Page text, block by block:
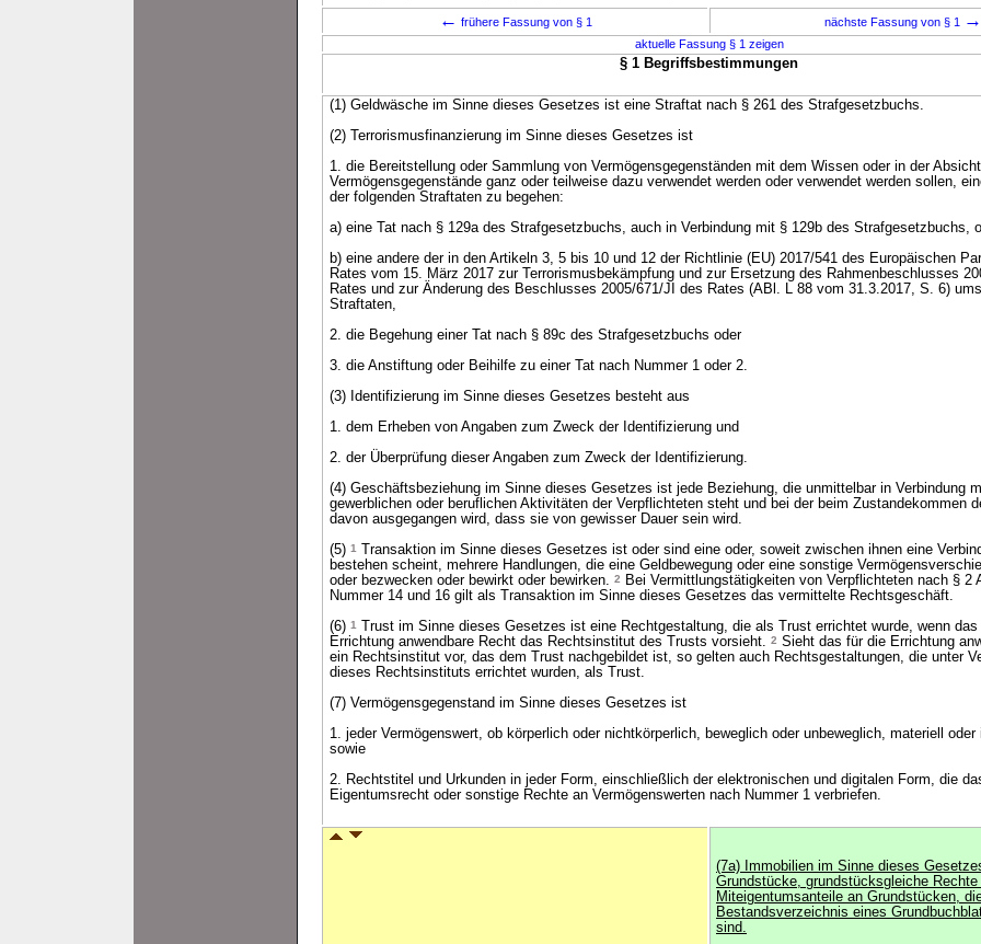
← frühere Fassung von § 1 nächste Fassung von § 1 →
aktuelle Fassung § 1 zeigen
§ 1 Begriffsbestimmungen
(1) Geldwäsche im Sinne dieses Gesetzes ist eine Straftat nach § 261 des Strafgesetzbuchs.
(2) Terrorismusfinanzierung im Sinne dieses Gesetzes ist
1. die Bereitstellung oder Sammlung von Vermögensgegenständen mit dem Wissen oder in der
Vermögensgegenstände ganz oder teilweise dazu verwendet werden oder verwendet werden sollen,
der folgenden Straftaten zu begehen:
a) eine Tat nach § 129a des Strafgesetzbuchs, auch in Verbindung mit § 129b des Strafgesetzbuchs,
b) eine andere der in den Artikeln 3, 5 bis 10 und 12 der Richtlinie (EU) 2017/541 des Europäischen
Rates vom 15. März 2017 zur Terrorismusbekämpfung und zur Ersetzung des Rahmenbeschlusses
Rates und zur Änderung des Beschlusses 2005/671/JI des Rates (ABl. L 88 vom 31.3.2017, S. 6)
Straftaten,
2. die Begehung einer Tat nach § 89c des Strafgesetzbuchs oder
3. die Anstiftung oder Beihilfe zu einer Tat nach Nummer 1 oder 2.
(3) Identifizierung im Sinne dieses Gesetzes besteht aus
1. dem Erheben von Angaben zum Zweck der Identifizierung und
2. der Überprüfung dieser Angaben zum Zweck der Identifizierung.
(4) Geschäftsbeziehung im Sinne dieses Gesetzes ist jede Beziehung, die unmittelbar in Verbindung
gewerblichen oder beruflichen Aktivitäten der Verpflichteten steht und bei der beim Zustandekommen
davon ausgegangen wird, dass sie von gewisser Dauer sein wird.
(5) 1
Transaktion im Sinne dieses Gesetzes ist oder sind eine oder, soweit zwischen ihnen eine
bestehen scheint, mehrere Handlungen, die eine Geldbewegung oder eine sonstige
oder bezwecken oder bewirkt oder bewirken. 2
Bei Vermittlungstätigkeiten von Verpflichteten nach § 2
Nummer 14 und 16 gilt als Transaktion im Sinne dieses Gesetzes das vermittelte Rechtsgeschäft.
(6) 1
Trust im Sinne dieses Gesetzes ist eine Rechtgestaltung, die als Trust errichtet wurde, wenn das
Errichtung anwendbare Recht das Rechtsinstitut des Trusts vorsieht. 2 Sieht das für die Errichtung
ein Rechtsinstitut vor, das dem Trust nachgebildet ist, so gelten auch Rechtsgestaltungen, die unter
dieses Rechtsinstituts errichtet wurden, als Trust.
(7) Vermögensgegenstand im Sinne dieses Gesetzes ist
1. jeder Vermögenswert, ob körperlich oder nichtkörperlich, beweglich oder unbeweglich, materiell oder
sowie
2. Rechtstitel und Urkunden in jeder Form, einschließlich der elektronischen und digitalen Form, die
Eigentumsrecht oder sonstige Rechte an Vermögenswerten nach Nummer 1 verbriefen.
(7a) Immobilien im Sinne dieses
Grundstücke, grundstücksgleiche Rechte
Miteigentumsanteile an Grundstücken,
Bestandsverzeichnis eines
sind.